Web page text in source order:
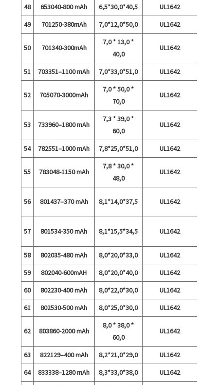
48
653040-800 mAh 6,5*30,0*40,5
UL1642
49
701250-380mAh 7,0*12,0*50,0 UL1642
50 701340-300mAh
7,0 * 13,0 *
40,0
UL1642
51 703351–1100 mAh 7,0*33,0*51,0 UL1642
52 705070-3000mAh
7,0 * 50,0 *
70,0
UL1642
53 733960–1800 mAh
7,3 * 39,0 *
60,0
UL1642
54 782551–1000 mAh 7,8*25,0*51,0 UL1642
55 783048-1150 mAh
7,8 * 30,0 *
48,0
UL1642
56 801437–370 mAh 8,1*14,0*37,5 UL1642
57 801534-350 mAh 8,1*15,5*34,5 UL1642
58
802035-480 mAh 8,0*20,0*33,0
UL1642
59
802040-600mAH 8,0*20,0*40,0
UL1642
60
802230-400 mAh 8,0*22,0*30,0
UL1642
61
802530-500 mAh 8,0*25,0*30,0 UL1642
62 803860-2000 mAh
8,0 * 38,0 *
60,0
UL1642
63 822129–400 mAh 8,2*21,0*29,0
UL1642
64
833338–1280 mAh 8,3*33,0*38,0
UL1642